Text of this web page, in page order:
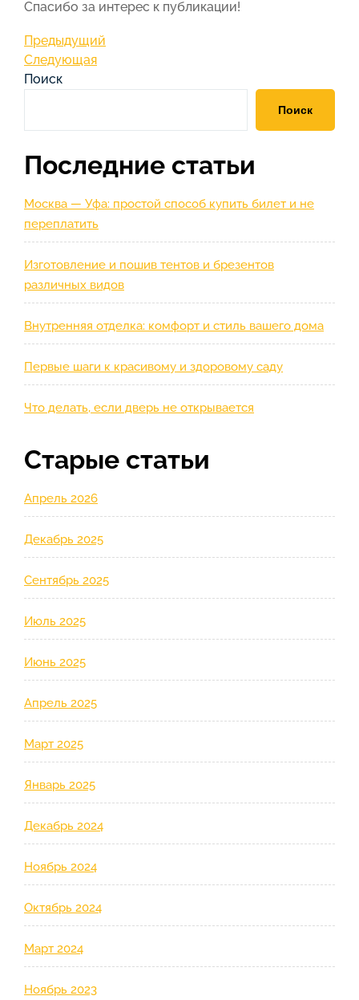
Спасибо за интерес к публикации!
Навигация
по
Предыдущая
запись
Предыдущий
Следующая
запись
Следующая
Поиск
Поиск
Последние статьи
Москва — Уфа: простой способ купить билет и не
переплатить
Изготовление и пошив тентов и брезентов
различных видов
Внутренняя отделка: комфорт и стиль вашего дома
Первые шаги к красивому и здоровому саду
Что делать, если дверь не открывается
Старые статьи
Апрель 2026
Декабрь 2025
Сентябрь 2025
Июль 2025
Июнь 2025
Апрель 2025
Март 2025
Январь 2025
Декабрь 2024
Ноябрь 2024
Октябрь 2024
Март 2024
Ноябрь 2023